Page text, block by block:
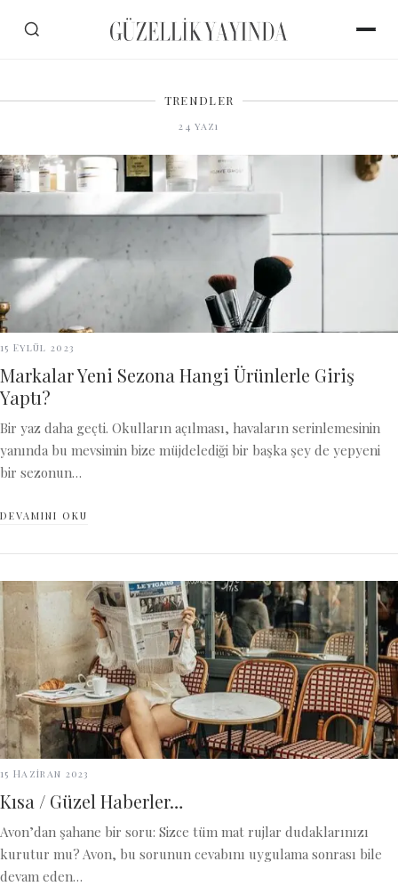
TRENDLER
24 yazı
15 Eylül 2023
Markalar Yeni Sezona Hangi Ürünlerle Giriş
Yaptı?
Bir yaz daha geçti. Okulların açılması, havaların serinlemesinin
yanında bu mevsimin bize müjdelediği bir başka şey de yepyeni
bir sezonun…
DEVAMINI OKU
15 Haziran 2023
Kısa / Güzel Haberler…
Avon’dan şahane bir soru: Sizce tüm mat rujlar dudaklarınızı
kurutur mu? Avon, bu sorunun cevabını uygulama sonrası bile
devam eden…